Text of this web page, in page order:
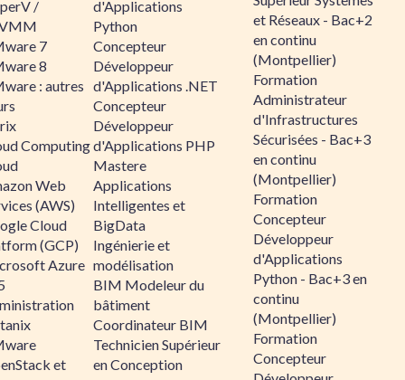
/
7
8
: autres
Computing
Web
(AWS)
Cloud
(GCP)
Azure
et
d'Applications
Python
Concepteur
Développeur
d'Applications .NET
Concepteur
Développeur
d'Applications PHP
Mastere
Applications
Intelligentes et
BigData
Ingénierie et
modélisation
BIM Modeleur du
bâtiment
Coordinateur BIM
Technicien Supérieur
en Conception
et Réseaux - Bac+2
en continu
(Montpellier)
Formation
Administrateur
d'Infrastructures
Sécurisées - Bac+3
en continu
(Montpellier)
Formation
Concepteur
Développeur
d'Applications
Python - Bac+3 en
continu
(Montpellier)
Formation
Concepteur